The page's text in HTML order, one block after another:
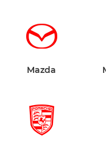
Mazda